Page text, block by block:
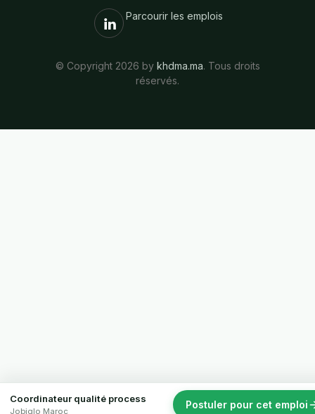
Coordinateur qualité process
Jobiglo Maroc
Postuler pour cet emploi
Parcourir les emplois
© Copyright 2026 by khdma.ma. Tous droits
réservés.